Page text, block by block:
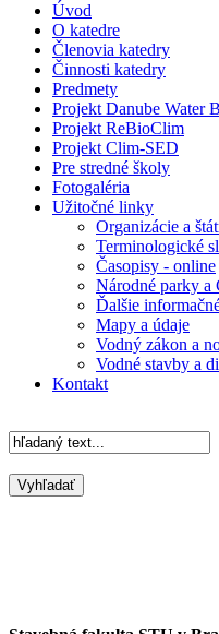
Úvod
O katedre
Členovia katedry
Činnosti katedry
Predmety
Projekt Danube Water
Projekt ReBioClim
Projekt Clim-SED
Pre stredné školy
Fotogaléria
Užitočné linky
Organizácie a
Terminologické
Časopisy - online
Národné parky a
Ďalšie
Mapy a údaje
Vodný zákon a
Vodné stavby a
Kontakt